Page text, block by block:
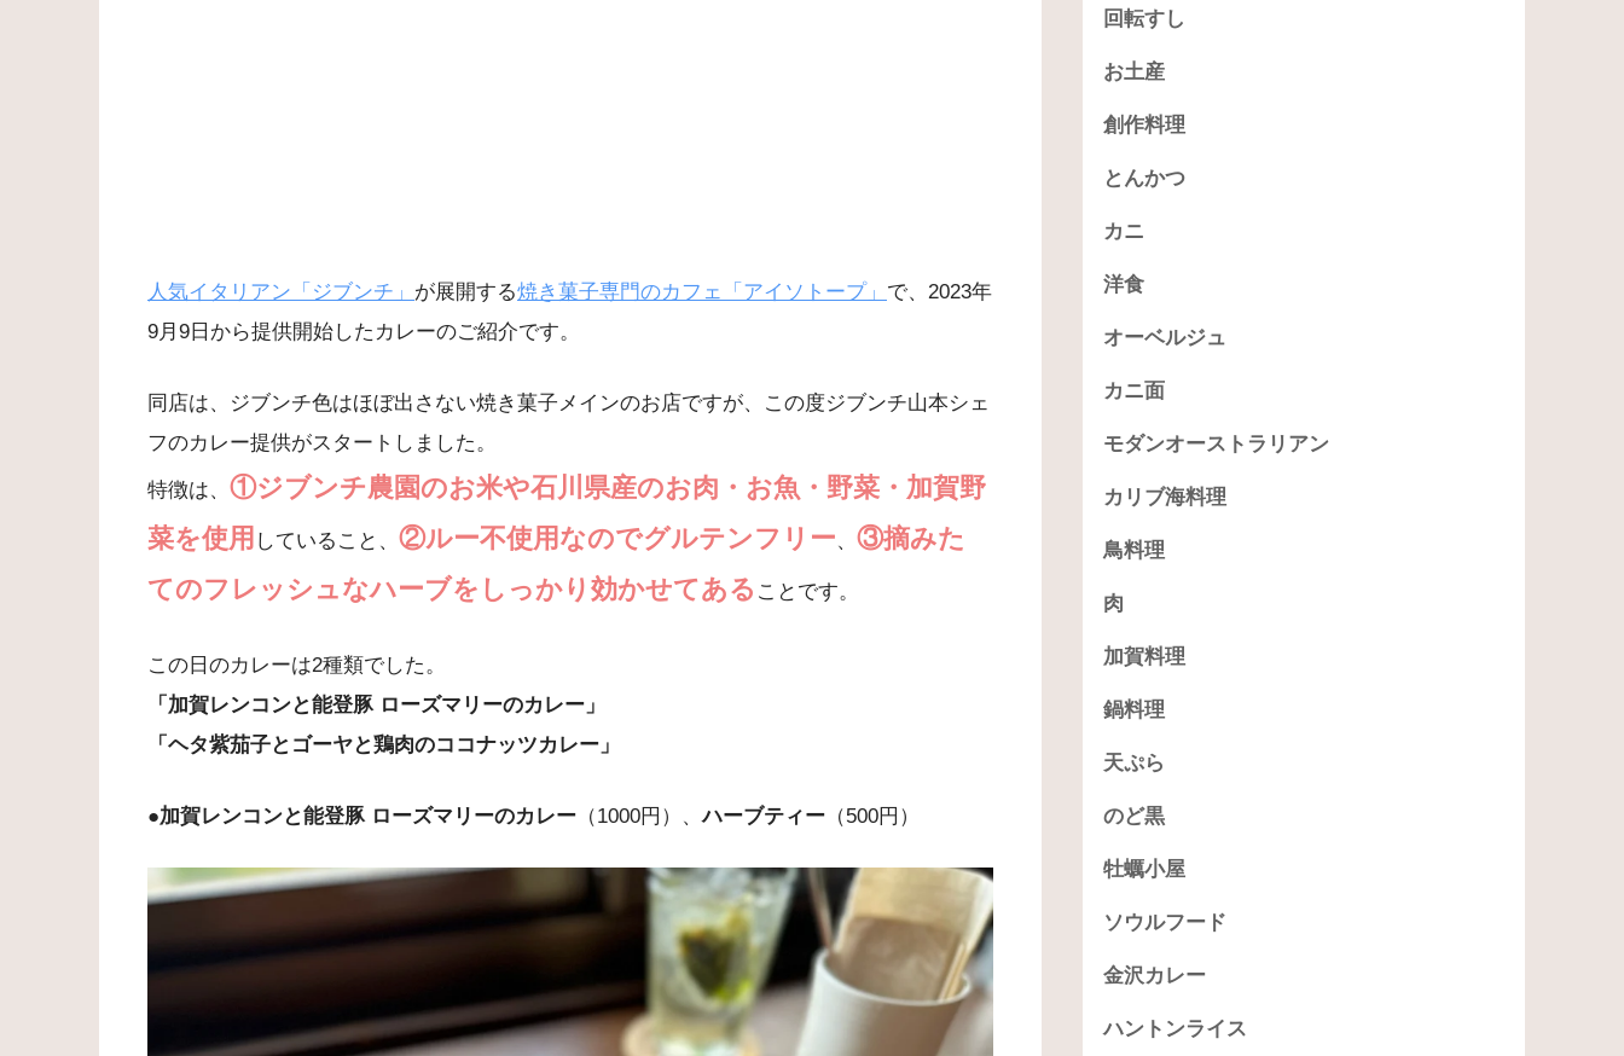
人気イタリアン「ジブンチ」 が展開する焼き菓子専門のカフェ「アイソトープ」 で、2023年
9月9日から提供開始したカレーのご紹介です。
同店は、ジブンチ色はほぼ出さない焼き菓子メインのお店ですが、この度ジブンチ山本シェ
フのカレー提供がスタートしました。
特徴は、 ①ジブンチ農園のお米や石川県産のお肉・お魚・野菜・加賀野
菜を使用 していること、 ②ルー不使用なのでグルテンフリー、 ③摘みた
てのフレッシュなハーブをしっかり効かせてある ことです。
この日のカレーは2種類でした。
「加賀レンコンと能登豚 ローズマリーのカレー」
「ヘタ紫茄子とゴーヤと鶏肉のココナッツカレー」
●加賀レンコンと能登豚 ローズマリーのカレー （1000円）、ハーブティー （500円）
回転すし
お土産
創作料理
とんかつ
カニ
洋食
オーベルジュ
カニ面
モダンオーストラリアン
カリブ海料理
鳥料理
肉
加賀料理
鍋料理
天ぷら
のど黒
牡蠣小屋
ソウルフード
金沢カレー
ハントンライス